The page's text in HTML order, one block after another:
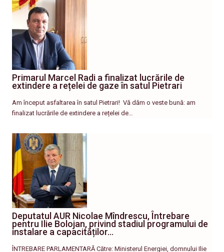
Primarul Marcel Radi a finalizat lucrările de
extindere a rețelei de gaze în satul Pietrari
Am început asfaltarea în satul Pietrari! ​ Vă dăm o veste bună: am
finalizat lucrările de extindere a rețelei de…
Deputatul AUR Nicolae Mîndrescu, Întrebare
pentru Ilie Bolojan, privind stadiul programului de
instalare a capacităților…
ÎNTREBARE PARLAMENTARĂ Către: Ministerul Energiei, domnului Ilie